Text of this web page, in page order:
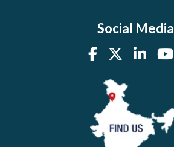
Social Media